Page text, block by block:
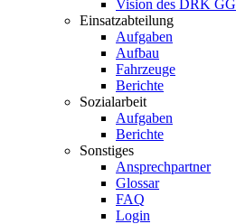
Vision des DRK GG
Einsatzabteilung
Aufgaben
Aufbau
Fahrzeuge
Berichte
Sozialarbeit
Aufgaben
Berichte
Sonstiges
Ansprechpartner
Glossar
FAQ
Login